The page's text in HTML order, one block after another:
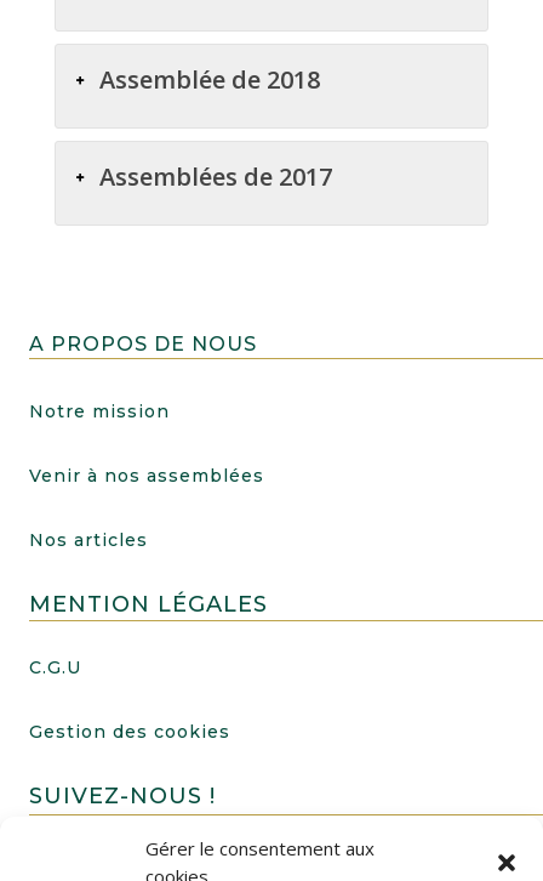
Gérer le consentement aux
cookies
Assemblée de 2018
Assemblées de 2017
A PROPOS DE NOUS
Notre mission
Venir à nos assemblées
Nos articles
MENTION LÉGALES
C.G.U
Gestion des cookies
SUIVEZ-NOUS !